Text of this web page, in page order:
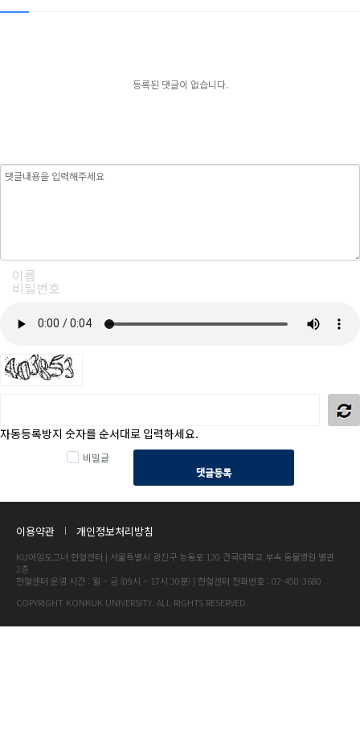
등록된 댓글이 없습니다.
자동등록방지 숫자를 순서대로 입력하세요.
비밀글
댓글등록
이용약관 개인정보처리방침
KU아임도그너 헌혈센터 | 서울특별시 광진구 능동로 120 건국대학교 부속 동물병원 별관
2층
헌혈센터 운영 시간 : 월 ~ 금 (09시 ~ 17시 30분) | 헌혈센터 전화번호 : 02-450-3680
COPYRIGHT KONKUK UNIVERSITY. ALL RIGHTS RESERVED.